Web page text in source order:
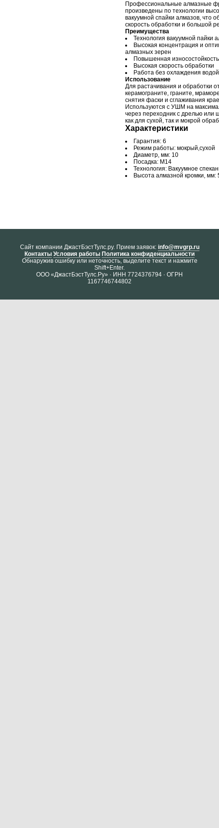
Профессиональные алмазные
произведены по технологии
вакуумной спайки алмазов, что
скорость обработки и большой
Преимущества
Технология вакуумной пайки
Высокая концентрация и
алмазных зерен
Повышенная
Высокая скорость обработки
Работа без охлаждения водой
Использование
Для растачивания и обработки
керамограните, граните,
снятия фаски и сглаживания
Используются с УШМ на
через переходник с дрелью или
как для сухой, так и мокрой
Характеристики
Гарантия: 6
Режим работы: мокрый,сухой
Диаметр, мм: 10
Посадка: М14
Технология: Вакуумное
Высота алмазной кромки, мм:
Cайт компании ДжастБэстТулс.ру. Прием заявок: info@mvgrp.ru
Контакты Условия работы Политика конфиденциальности
Обнаружив ошибку или неточность, выделите текст и нажмите
Shift+Enter.
ООО «ДжастБэстТулс.Ру» · ИНН 7724376794 · ОГРН
1167746744802